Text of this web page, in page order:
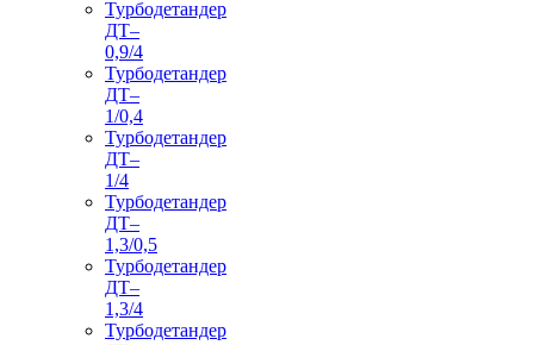
Турбодетандер
ДТ–
0,9/4
Турбодетандер
ДТ–
1/0,4
Турбодетандер
ДТ–
1/4
Турбодетандер
ДТ–
1,3/0,5
Турбодетандер
ДТ–
1,3/4
Турбодетандер